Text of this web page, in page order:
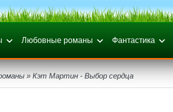
Любовные романы Фантастика
» Кэт Мартин - Выбор сердца